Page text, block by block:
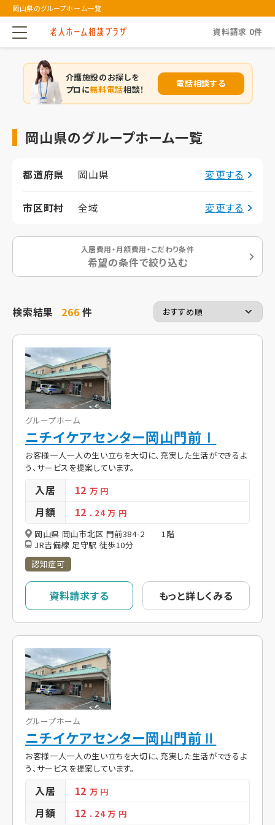
岡山県のグループホーム一覧
資料請求 0件
介護施設のお探しを
プロに無料電話相談！
電話相談する
岡山県のグループホーム一覧
都道府県 岡山県 変更する
市区町村 全域 変更する
入居費用・月額費用・こだわり条件
希望の条件で絞り込む
検索結果 266件
グループホーム
ニチイケアセンター岡山門前Ⅰ
お客様一人一人の生い立ちを大切に、充実した生活ができるよ
う、サービスを提案しています。
入居 12万 円
月額 12 . 24万 円
岡山県 岡山市北区 門前384-2 1階
JR吉備線 足守駅 徒歩10分
認知症可
資料請求する もっと詳しくみる
グループホーム
ニチイケアセンター岡山門前Ⅱ
お客様一人一人の生い立ちを大切に、充実した生活ができるよ
う、サービスを提案しています。
入居 12万 円
月額 12 . 24万 円